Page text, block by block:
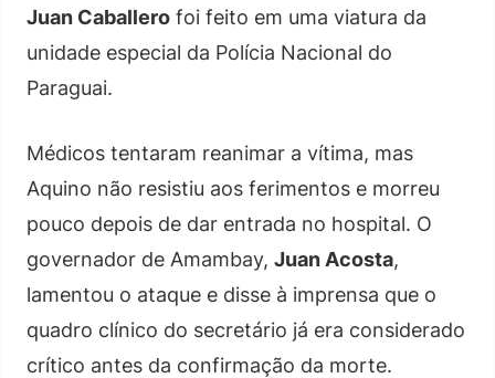
Juan Caballero foi feito em uma viatura da
unidade especial da Polícia Nacional do
Paraguai.
Médicos tentaram reanimar a vítima, mas
Aquino não resistiu aos ferimentos e morreu
pouco depois de dar entrada no hospital. O
governador de Amambay, Juan Acosta,
lamentou o ataque e disse à imprensa que o
quadro clínico do secretário já era considerado
crítico antes da confirmação da morte.